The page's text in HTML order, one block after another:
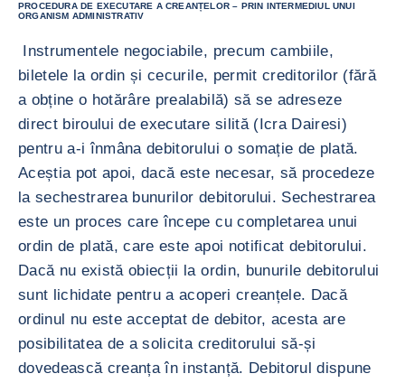
PROCEDURA DE EXECUTARE A CREANȚELOR – PRIN INTERMEDIUL UNUI
ORGANISM ADMINISTRATIV
Instrumentele negociabile, precum cambiile,
biletele la ordin și cecurile, permit creditorilor (fără
a obține o hotărâre prealabilă) să se adreseze
direct biroului de executare silită (Icra Dairesi)
pentru a-i înmâna debitorului o somație de plată.
Aceștia pot apoi, dacă este necesar, să procedeze
la sechestrarea bunurilor debitorului. Sechestrarea
este un proces care începe cu completarea unui
ordin de plată, care este apoi notificat debitorului.
Dacă nu există obiecții la ordin, bunurile debitorului
sunt lichidate pentru a acoperi creanțele. Dacă
ordinul nu este acceptat de debitor, acesta are
posibilitatea de a solicita creditorului să-și
dovedească creanța în instanță. Debitorul dispune